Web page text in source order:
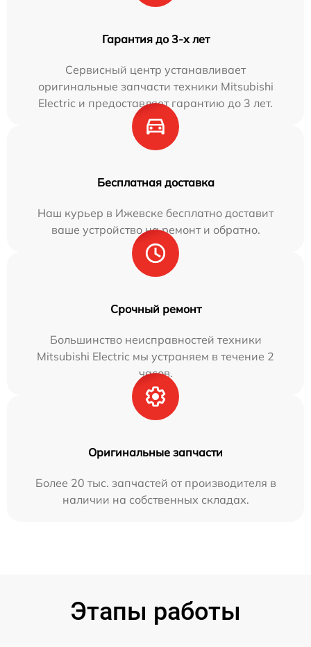
Гарантия до 3-х лет
Сервисный центр устанавливает
оригинальные запчасти техники Mitsubishi
Electric и предоставляет гарантию до 3 лет.
Бесплатная доставка
Наш курьер в Ижевске бесплатно доставит
ваше устройство на ремонт и обратно.
Срочный ремонт
Большинство неисправностей техники
Mitsubishi Electric мы устраняем в течение 2
часов.
Оригинальные запчасти
Более 20 тыс. запчастей от производителя в
наличии на собственных складах.
Этапы работы